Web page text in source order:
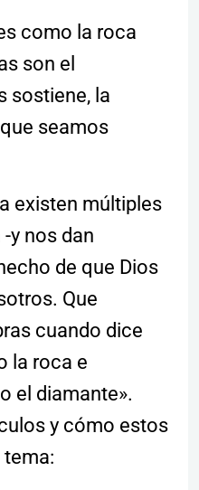
como la roca
son el
sostiene, la
seamos
existen múltiples
y nos dan
de que Dios
Que
cuando dice
la roca e
el diamante».
y cómo estos